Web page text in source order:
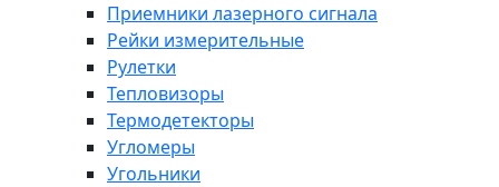
Приемники лазерного сигнала
Рейки измерительные
Рулетки
Тепловизоры
Термодетекторы
Угломеры
Угольники